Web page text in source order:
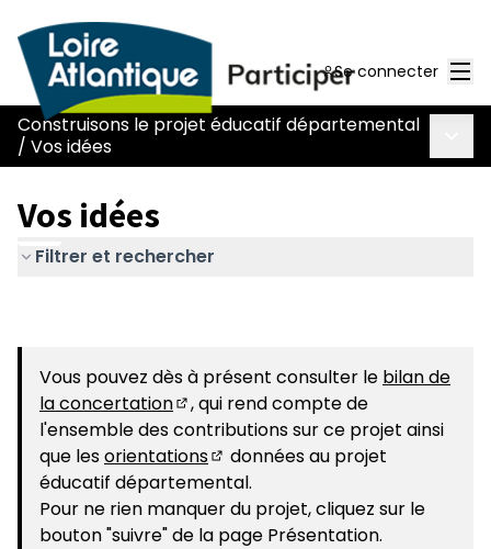
Se connecter
Construisons le projet éducatif départemental
/ Vos idées
Vos idées
Filtrer et rechercher
Vous pouvez dès à présent consulter le bilan de
la concertation
(S'ouvre dans un nouvel onglet)
, qui rend compte de
l'ensemble des contributions sur ce projet ainsi
que lesorientations
(S'ouvre dans un nouvel onglet)
données au projet
éducatif départemental.
Pour ne rien manquer du projet, cliquez sur le
bouton "suivre" de la page Présentation.